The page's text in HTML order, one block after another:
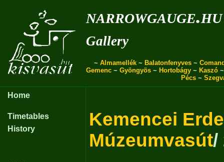
narrowgauge.hu
Gallery
~ Almamellék ~ Balatonfenyves ~
Gemenc ~ Gyöngyös ~ Hortobágy ~ Kaszó
Pécs ~
Home
Timetables
History
Kemencei
Múzeumvasút/